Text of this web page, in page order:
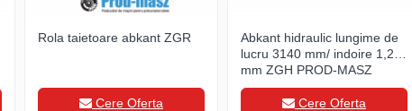
Rola taietoare abkant ZGR
Cere Oferta
Abkant hidraulic lungime de
lucru 3140 mm/ indoire 1,2
mm ZGH PROD-MASZ
Cere Oferta